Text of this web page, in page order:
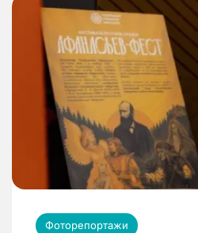
Фоторепортажи